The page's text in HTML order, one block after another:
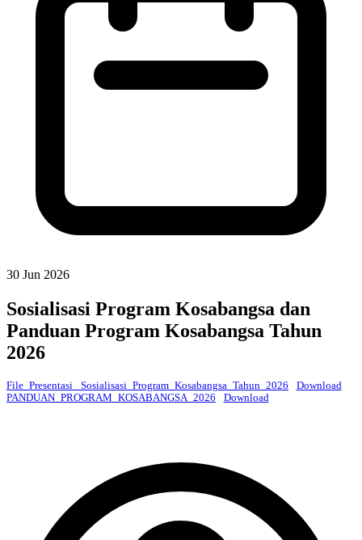
30 Jun 2026
Sosialisasi Program Kosabangsa dan
Panduan Program Kosabangsa Tahun
2026
File_Presentasi _Sosialisasi_Program_Kosabangsa_Tahun_2026
Download
PANDUAN_PROGRAM_KOSABANGSA_2026
Download